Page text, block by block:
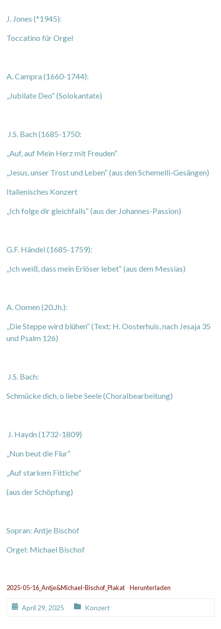
J. Jones (*1945):
Toccatino für Orgel
A. Campra (1660-1744):
„Jubilate Deo“ (Solokantate)
J.S. Bach (1685-1750:
„Auf, auf Mein Herz mit Freuden“
„Jesus, unser Trost und Leben“ (aus den Schemelli-Gesängen)
Italienisches Konzert
„Ich folge dir gleichfalls“ (aus der Johannes-Passion)
G.F. Händel (1685-1759):
„Ich weiß, dass mein Erlöser lebet“ (aus dem Messias)
A. Oomen (20.Jh.):
„Die Steppe wird blühen“ (Text: H. Oosterhuis, nach Jesaja 35
und Psalm 126)
J.S. Bach:
Schmücke dich, o liebe Seele (Choralbearbeitung)
J. Haydn (1732-1809)
„Nun beut die Flur“
„Auf starkem Fittiche“
(aus der Schöpfung)
Sopran: Antje Bischof
Orgel: Michael Bischof
2025-05-16_Antje&Michael-Bischof_Plakat Herunterladen
April 29, 2025 Konzert